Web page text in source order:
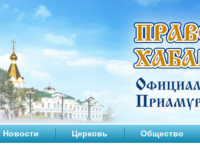
Новости Церковь Общество